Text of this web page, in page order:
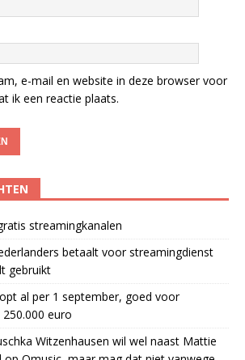
e-mail en website in deze browser voor
ik een reactie plaats.
streamingkanalen
betaalt voor streamingdienst
gebruikt
al per 1 september, goed voor
euro
Witzenhausen wil wel naast Mattie